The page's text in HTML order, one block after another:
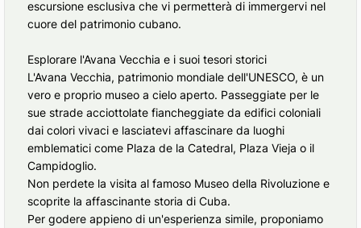
escursione esclusiva che vi permetterà di immergervi nel
cuore del patrimonio cubano.
Esplorare l'Avana Vecchia e i suoi tesori storici
L'Avana Vecchia, patrimonio mondiale dell'UNESCO, è un
vero e proprio museo a cielo aperto. Passeggiate per le
sue strade acciottolate fiancheggiate da edifici coloniali
dai colori vivaci e lasciatevi affascinare da luoghi
emblematici come Plaza de la Catedral, Plaza Vieja o il
Campidoglio.
Non perdete la visita al famoso Museo della Rivoluzione e
scoprite la affascinante storia di Cuba.
Per godere appieno di un'esperienza simile, proponiamo